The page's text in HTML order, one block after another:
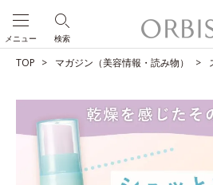
検索
メニュー
TOP マガジン（美容情報・読み物）